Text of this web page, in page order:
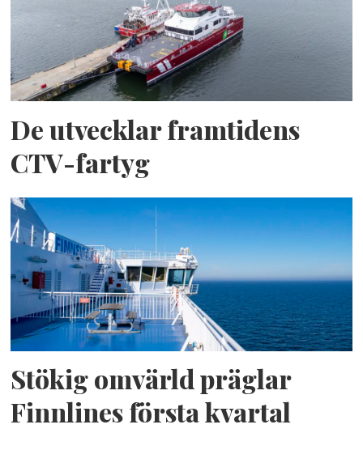
De utvecklar framtidens
CTV-fartyg
Stökig omvärld präglar
Finnlines första kvartal